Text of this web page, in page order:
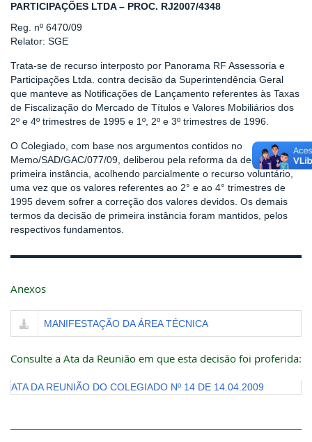
PARTICIPAÇÕES LTDA – PROC. RJ2007/4348
Reg. nº 6470/09
Relator: SGE
Trata-se de recurso interposto por Panorama RF Assessoria e
Participações Ltda. contra decisão da Superintendência Geral
que manteve as Notificações de Lançamento referentes às Taxas
de Fiscalização do Mercado de Títulos e Valores Mobiliários dos
2º e 4º trimestres de 1995 e 1º, 2º e 3º trimestres de 1996.
O Colegiado, com base nos argumentos contidos no
Memo/SAD/GAC/077/09, deliberou pela reforma da decisão de
primeira instância, acolhendo parcialmente o recurso voluntário,
uma vez que os valores referentes ao 2° e ao 4° trimestres de
1995 devem sofrer a correção dos valores devidos. Os demais
termos da decisão de primeira instância foram mantidos, pelos
respectivos fundamentos.
Anexos
MANIFESTAÇÃO DA ÁREA TÉCNICA
Consulte a Ata da Reunião em que esta decisão foi proferida:
ATA DA REUNIÃO DO COLEGIADO Nº 14 DE 14.04.2009